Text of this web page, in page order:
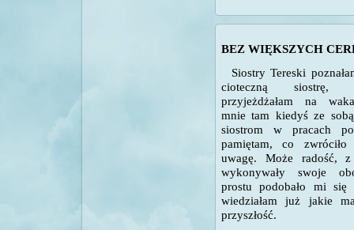
BEZ WIĘKSZYCH
Siostry Tereski
cioteczną
przyjeżdżałam na
mnie tam kiedyś ze
siostrom w pracach
pamiętam, co
uwagę. Może radość,
wykonywały swoje
prostu podobało mi
wiedziałam już jakie
przyszłość.